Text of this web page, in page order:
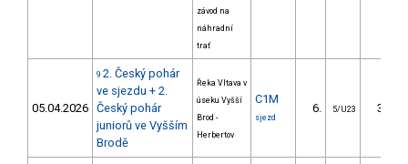
závod na
náhradní
trať
05.04.2026
9 2. Český pohár
ve sjezdu + 2.
Český pohár
juniorů ve Vyšším
Brodě
Řeka Vltava v
úseku Vyšší
Brod -
Herbertov
C1M
sjezd
6. 5/U23 30.93